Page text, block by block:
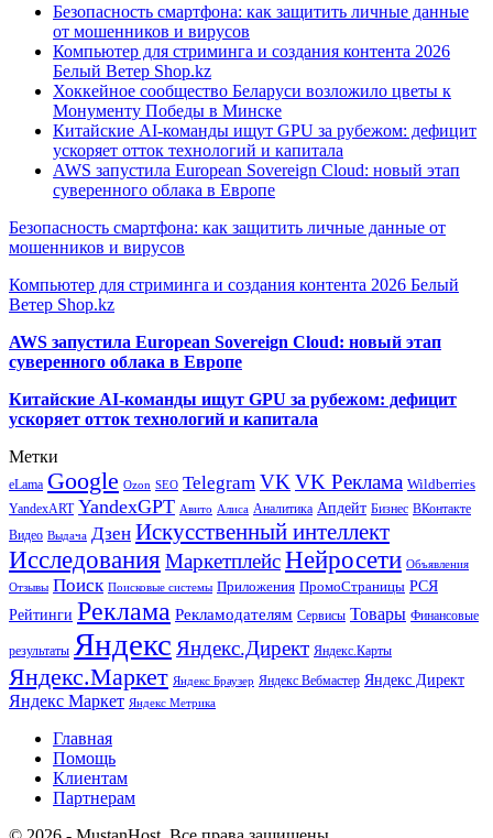
Безопасность смартфона: как защитить личные данные
от мошенников и вирусов
Компьютер для стриминга и создания контента 2026
Белый Ветер Shop.kz
Хоккейное сообщество Беларуси возложило цветы к
Монументу Победы в Минске
Китайские AI-команды ищут GPU за рубежом: дефицит
ускоряет отток технологий и капитала
AWS запустила European Sovereign Cloud: новый этап
суверенного облака в Европе
Безопасность смартфона: как защитить личные данные от
мошенников и вирусов
Компьютер для стриминга и создания контента 2026 Белый
Ветер Shop.kz
AWS запустила European Sovereign Cloud: новый этап
суверенного облака в Европе
Китайские AI-команды ищут GPU за рубежом: дефицит
ускоряет отток технологий и капитала
Метки
eLama Google Ozon SEO Telegram VK VK Реклама Wildberries
YandexART YandexGPT Авито Алиса Аналитика Апдейт Бизнес ВКонтакте
Видео Выдача Дзен Искусственный интеллект
Исследования МаркетплейсНейросети Объявления
Отзывы Поиск Поисковые системы Приложения ПромоСтраницы РСЯ
Рейтинги Реклама Рекламодателям Сервисы Товары Финансовые
результаты Яндекс Яндекс.Директ Яндекс.Карты
Яндекс.Маркет Яндекс Браузер Яндекс Вебмастер Яндекс Директ
Яндекс Маркет Яндекс Метрика
Главная
Помощь
Клиентам
Партнерам